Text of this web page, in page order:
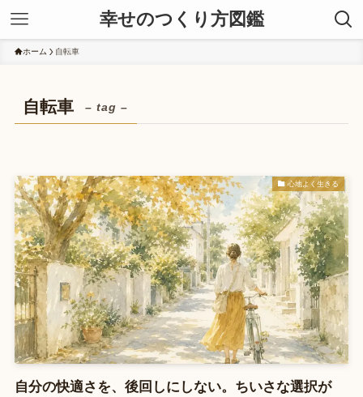
幸せのつくり方図鑑
ホーム 自転車
自転車 – tag –
心地よく生きる
自分の快適さを、後回しにしない。ちいさな選択が